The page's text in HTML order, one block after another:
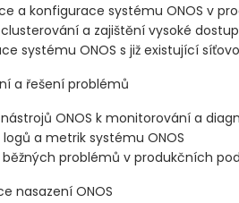
a konfigurace systému ONOS v
a zajištění vysoké
systému ONOS s již existující
a řešení problémů
ONOS k monitorování a
logů a metrik systému ONOS
běžných problémů v produkčních
nasazení ONOS